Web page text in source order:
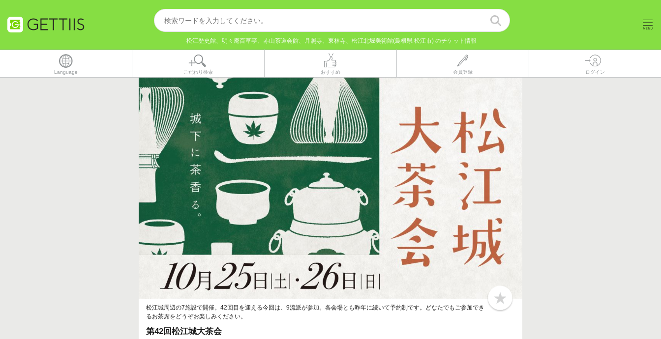
松江歴史館、明々庵百草亭、赤山茶道会館、月照寺、東林寺、松江北堀美術館(島根県 松江市) のチケット情報
Language こだわり検索 おすすめ 会員登録 ログイン
b
o
松江城周辺の7施設で開催。42回目を迎える今回は、9流派が参加。各会場とも昨年に続いて予約制です。どなたでもご参加でき
るお茶席をどうぞお楽しみください。
第42回松江城大茶会